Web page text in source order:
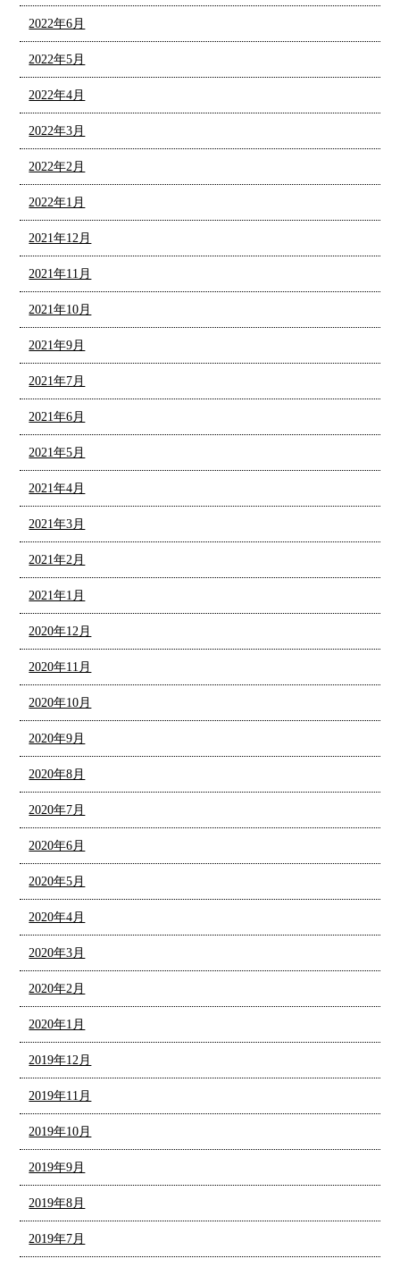
2022年6月
2022年5月
2022年4月
2022年3月
2022年2月
2022年1月
2021年12月
2021年11月
2021年10月
2021年9月
2021年7月
2021年6月
2021年5月
2021年4月
2021年3月
2021年2月
2021年1月
2020年12月
2020年11月
2020年10月
2020年9月
2020年8月
2020年7月
2020年6月
2020年5月
2020年4月
2020年3月
2020年2月
2020年1月
2019年12月
2019年11月
2019年10月
2019年9月
2019年8月
2019年7月